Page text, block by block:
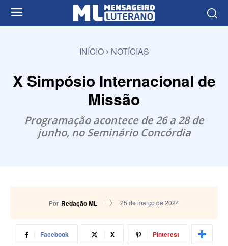
INÍCIO NOTÍCIAS
X Simpósio Internacional de
Missão
Programação acontece de 26 a 28 de
junho, no Seminário Concórdia
Por Redação ML 25 de março de 2024
Facebook X Pinterest